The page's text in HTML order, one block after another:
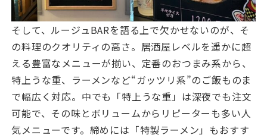
そして、ルージュBARを語る上で欠かせないのが、そ
の料理のクオリティの高さ。居酒屋レベルを遥かに超
える豊富なメニューが揃い、定番のおつまみ系から、
特上うな重、ラーメンなど“ガッツリ系”のご飯ものま
で幅広く対応。中でも「特上うな重」は深夜でも注文
可能で、その味とボリュームからリピーターも多い人
気メニューです。締めには「特製ラーメン」もおすす